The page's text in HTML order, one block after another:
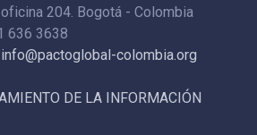
204. Bogotá - Colombia
636 3638
info@pactoglobal-colombia.org
DE LA INFORMACIÓN